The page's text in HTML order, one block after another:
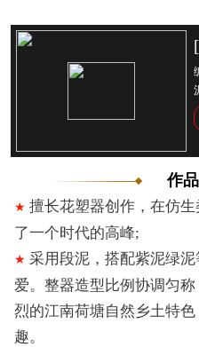
作
★ 擅长花塑器创作，在仿
了一个时代的高峰;
★ 采用段泥，搭配紫泥绿
爱。整器造型比例协调匀
烈的江南荷塘自然乡土特
趣。